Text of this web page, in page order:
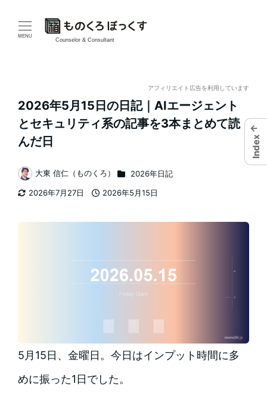
MENU
Counselor & Consultant
アフィリエイト広告を利用しています
2026年5月15日の日記｜AIエージェント
とセキュリティ系の記事を3本まとめて読
んだ日
2026年7月27日
2026年5月15日
著
者
大東 信仁（ものくろ） カテゴリー
2026年日記
5月15日、金曜日。今日はインプット時間に多
めに振った1日でした。
←
Index